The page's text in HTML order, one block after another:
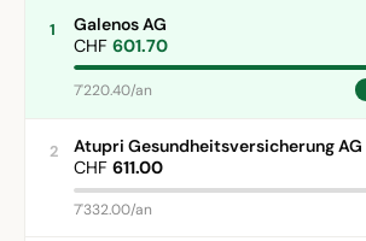
1
Galenos AG
CHF 601.70
7'220.40/an
2
Atupri Gesundheitsversicherung AG
CHF 611.00
7'332.00/an